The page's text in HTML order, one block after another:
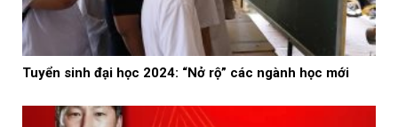
Tuyển sinh đại học 2024: “Nở rộ” các ngành học mới